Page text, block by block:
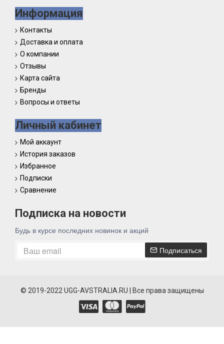
Информация
Контакты
Доставка и оплата
О компании
Отзывы
Карта сайта
Бренды
Вопросы и ответы
Личный кабинет
Мой аккаунт
История заказов
Избранное
Подписки
Сравнение
Подписка на новости
Будь в курсе последних новинок и акций
Подписаться
© 2019-2022 UGG-AVSTRALIA.RU | Все права защищены